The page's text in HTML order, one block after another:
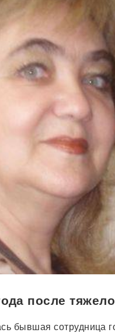
после
бывшая сотрудница